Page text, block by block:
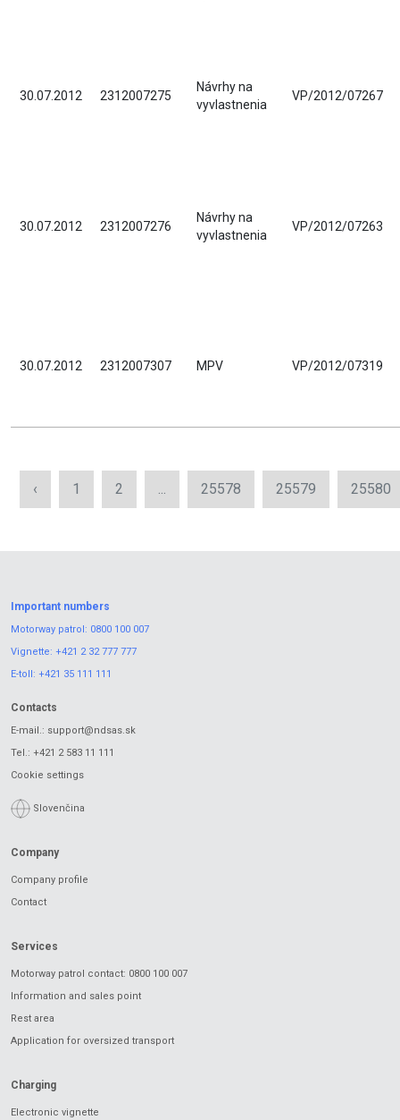
30.07.2012 2312007275
Návrhy na
vyvlastnenia
VP/2012/07267
30.07.2012 2312007276
Návrhy na
vyvlastnenia
VP/2012/07263
30.07.2012 2312007307 MPV VP/2012/07319
‹ 1 2 ... 25578 25579 25580
Important numbers
Motorway patrol: 0800 100 007
Vignette: +421 2 32 777 777
E-toll: +421 35 111 111
Contacts
E-mail.: support@ndsas.sk
Tel.: +421 2 583 11 111
Cookie settings
Slovenčina
Company
Company profile
Contact
Services
Motorway patrol contact: 0800 100 007
Information and sales point
Rest area
Application for oversized transport
Charging
Electronic vignette